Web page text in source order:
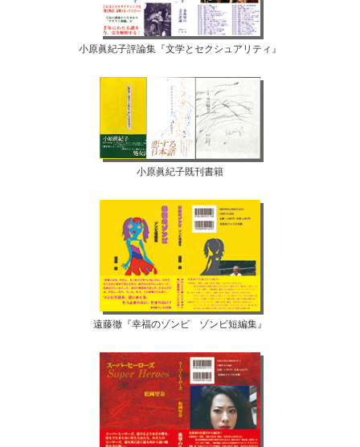
小原眞紀子評論集『文学とセクシュアリティ』
小原眞紀子既刊書籍
遠藤徹『幸福のゾンビ ゾンビ短編集』